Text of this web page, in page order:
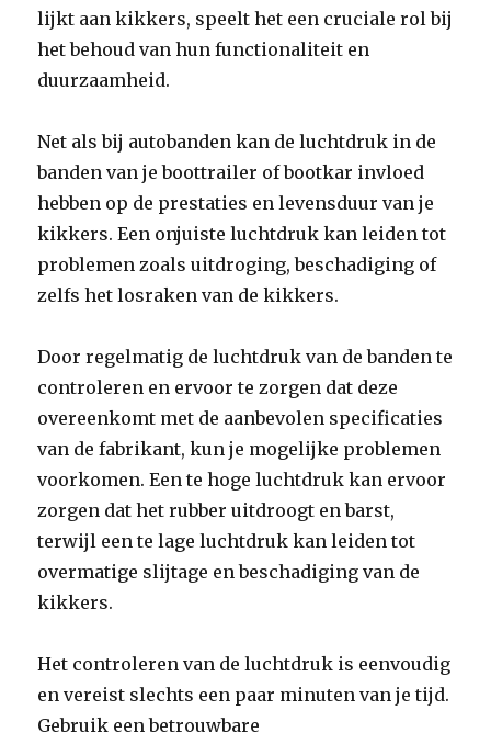
lijkt aan kikkers, speelt het een cruciale rol bij
het behoud van hun functionaliteit en
duurzaamheid.
Net als bij autobanden kan de luchtdruk in de
banden van je boottrailer of bootkar invloed
hebben op de prestaties en levensduur van je
kikkers. Een onjuiste luchtdruk kan leiden tot
problemen zoals uitdroging, beschadiging of
zelfs het losraken van de kikkers.
Door regelmatig de luchtdruk van de banden te
controleren en ervoor te zorgen dat deze
overeenkomt met de aanbevolen specificaties
van de fabrikant, kun je mogelijke problemen
voorkomen. Een te hoge luchtdruk kan ervoor
zorgen dat het rubber uitdroogt en barst,
terwijl een te lage luchtdruk kan leiden tot
overmatige slijtage en beschadiging van de
kikkers.
Het controleren van de luchtdruk is eenvoudig
en vereist slechts een paar minuten van je tijd.
Gebruik een betrouwbare